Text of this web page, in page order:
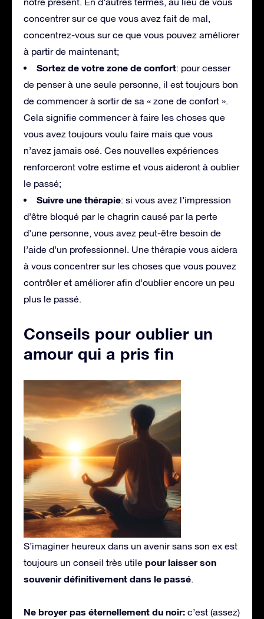
concentrer sur ce que vous avez fait de mal,
concentrez-vous sur ce que vous pouvez améliorer
à partir de maintenant;
Sortez de votre zone de confort: pour cesser
de penser à une seule personne, il est toujours bon
de commencer à sortir de sa « zone de confort ».
Cela signifie commencer à faire les choses que
vous avez toujours voulu faire mais que vous
n’avez jamais osé. Ces nouvelles expériences
renforceront votre estime et vous aideront à oublier
le passé;
Suivre une thérapie: si vous avez l’impression
d’être bloqué par le chagrin causé par la perte
d’une personne, vous avez peut-être besoin de
l’aide d’un professionnel. Une thérapie vous aidera
à vous concentrer sur les choses que vous pouvez
contrôler et améliorer afin d’oublier encore un peu
plus le passé.
Conseils pour oublier un
amour qui a pris fin
S’imaginer heureux dans un avenir sans son ex est
toujours un conseil très utile pour laisser son
souvenir définitivement dans le passé.
Ne broyer pas éternellement du noir: c’est (assez)